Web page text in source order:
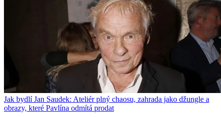
Jak bydlí Jan Saudek: Ateliér plný chaosu, zahrada jako džungle a
obrazy, které Pavlína odmítá prodat